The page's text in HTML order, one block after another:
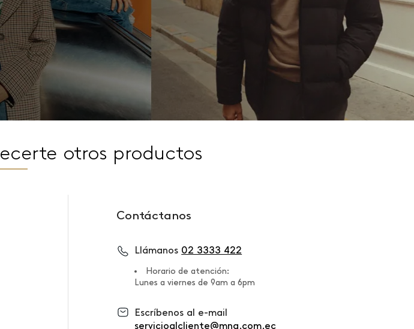
otros productos
Contáctanos
Llámanos 02 3333 422
Horario de atención:
Lunes a viernes de 9am a 6pm
Escríbenos al e-mail
servicioalcliente@mng.com.ec